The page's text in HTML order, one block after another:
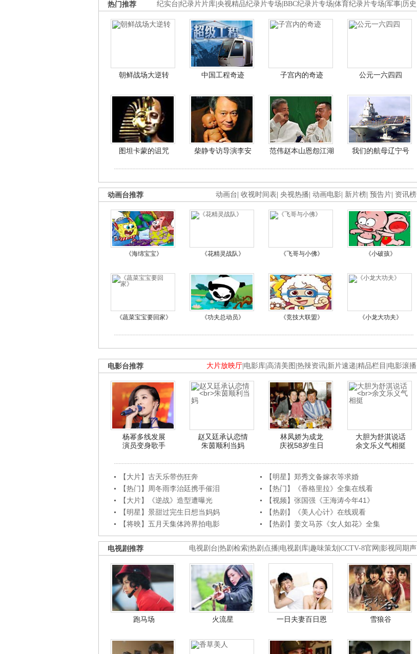
纪实台 纪录片片库 央视精品纪录片专场 BBC纪录片专场 体育纪录片专场 军事 历史
热门推荐
朝鲜战场大逆转 中国工程奇迹 子宫内的奇迹 公元一六四四
图坦卡蒙的诅咒 柴静专访导演李安 范伟赵本山恩怨江湖 我们的航母辽宁号
动画台 收视时间表 央视热播 动画电影 新片榜 预告片 资讯榜
动画台推荐
《海绵宝宝》 《花精灵战队》 《飞哥与小佛》 《小破孩》
《蔬菜宝宝要回家》 《功夫总动员》 《竞技大联盟》 《小龙大功夫》
大片放映厅 电影库 高清美图 热辣资讯 新片速递 精品栏目 电影滚播
电影台推荐
杨幂多线发展
演员变身歌手
赵又廷承认恋情
朱茵顺利当妈
林凤娇为成龙
庆祝58岁生日
大胆为舒淇说话
余文乐义气相挺
【大片】古天乐带伤狂奔
【明星】郑秀文备嫁衣等求婚
【热门】周冬雨李治廷携手催泪
【热门】《香格里拉》全集在线看
【大片】《逆战》造型遭曝光
【视频】张国强《王海涛今年41》
【明星】景甜过完生日想当妈妈
【热剧】《美人心计》在线观看
【将映】五月天集体跨界拍电影
【热剧】姜文马苏《女人如花》全集
电视剧台 热剧检索 热剧点播 电视剧库 趣味策划 CCTV-8官网 影视同期声
电视剧推荐
跑马场 火流星 一日夫妻百日恩 雪狼谷